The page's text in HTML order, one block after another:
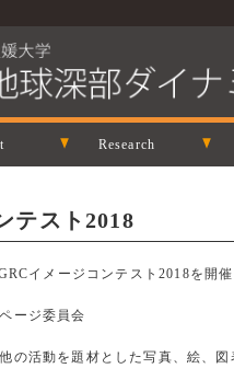
Research
テスト2018
イメージコンテスト2018を開
ージ委員会
の活動を題材とした写真、絵、図